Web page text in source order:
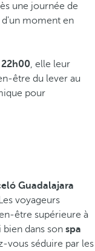
une journée de
moment en
, elle leur
être du lever au
pour
Guadalajara
voyageurs
être supérieure à
bien dans son spa
vous séduire par les